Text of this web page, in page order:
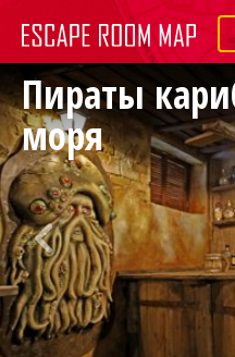
Пираты
моря